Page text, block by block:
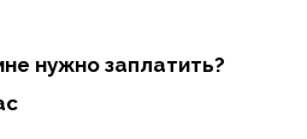
нужно заплатить?